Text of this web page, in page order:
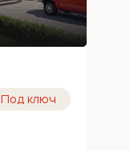
Под ключ